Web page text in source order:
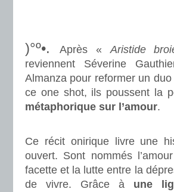
)°º•. Après «Aristide
reviennent Séverine
Almanza pour reformer un
ce one shot, ils poussent la
métaphorique sur l’amour.
Ce récit onirique livre une
ouvert. Sont nommés
facette et la lutte entre la
de vivre. Grâce à une